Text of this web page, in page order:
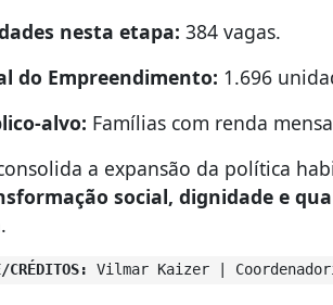
nesta etapa: 384 vagas.
do Empreendimento: 1.696
alvo: Famílias com renda
a expansão da política
social, dignidade e
.
CRÉDITOS: Vilmar Kaizer |